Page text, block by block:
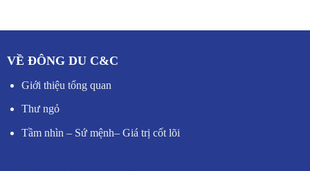
VỀ ĐÔNG DU C&C
Giới thiệu tổng quan
Thư ngỏ
Tầm nhìn – Sứ mệnh–Giá trị cốt lõi